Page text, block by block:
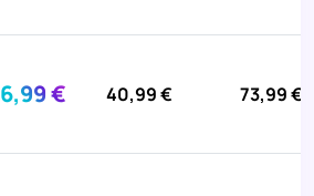
6,99 € 40,99 € 73,99 €